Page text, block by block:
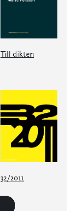
Till dikten
32/2011